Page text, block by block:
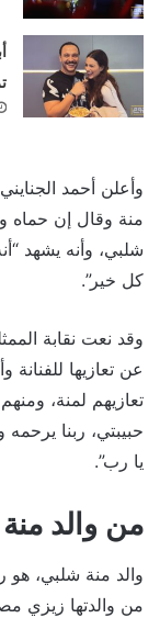
وأعلن أحمد
منة وقال إن حماه
شلبي، وأنه يشهد
كل خير”.
وقد نعت نقابة
عن تعازيها
تعازيهم لمنة،
حبيبتي، ربنا
يا رب”.
من والد
والد منة شلبي، هو